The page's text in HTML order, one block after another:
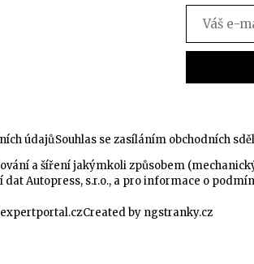
údajůSouhlas se zasíláním obchodních
a šíření jakýmkoli způsobem
Autopress, s.r.o., a pro informace o
Created by ngstranky.cz